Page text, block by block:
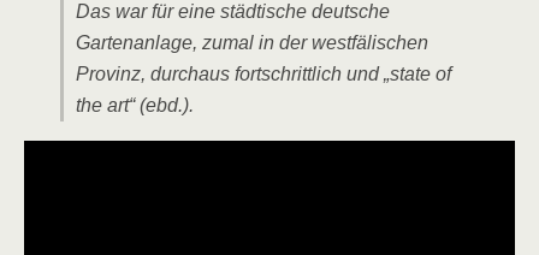
Das war für eine städtische deutsche
Gartenanlage, zumal in der westfälischen
Provinz, durchaus fortschrittlich und „state of
the art“ (ebd.).